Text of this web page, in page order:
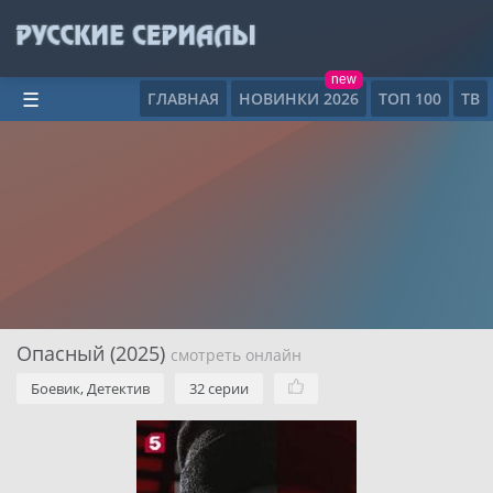
ГЛАВНАЯ НОВИНКИ 2026
new
ТОП 100 ТВ
☰
Опасный (2025) смотреть онлайн
Боевик, Детектив 32 серии